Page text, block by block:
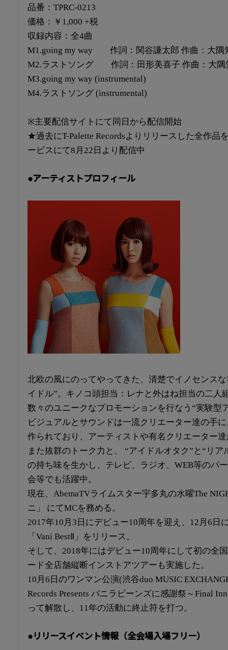
品番：TPRC-0213
価格：￥1,000 +税
収録内容：全4曲
M1.going my way 作詞：関谷謙太郎 作曲：大隅
M2.ラストソング 作詞：田形美喜子 作曲：大隅
M3.going my way (instrumental)
M4.ラストソング (instrumental)
※主要配信サイトにて同日から配信開始
★過去にT-Palette Recordsよりリリースした全作品
ービスにて8月22日より配信中
●アーティストプロフィール
北欧の風にのってやってきた、清楚でイノセンス
イドル”。キノコ頭担当：レナと外はね担当の二人
数々のユニークなプロモーションを行なう“実験型
ビジュアルとサウンドは一流クリエーター達の手
作られており、アーティストや有名クリエーター
また抜群のトーク力と、 “アイドルオタク”と“リ
の持ち味を生かし、テレビ、ラジオ、WEB等のパ
会等でも活躍中。
現在、AbemaTVライムスター宇多丸の水曜The
ニ」 にてMCを務める。
2017年10月3日にデビュー10周年を迎え、12月6日
「Vani BestⅡ」をリリース。
そして、2018年にはデビュー10周年にして初の全
ード全店舗縦断インストアツアーも実施した。
10月6日のワンマン公演(渋谷duo MUSIC
Records Presents バニラビーンズに感謝祭～Final
って解散し、11年の活動に終止符を打つ。
●リリースイベント情報（全会場入場フリー）